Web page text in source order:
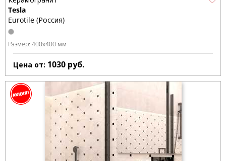
Tesla
Eurotile (Россия)
Размер: 400x400 мм
Цена от: 1030 руб.